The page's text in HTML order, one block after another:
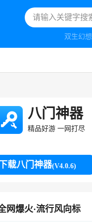
双生幻想
八门神器
精品好游 一网打尽
下载八门神器(V4.0.6)
网爆火·流行风向标